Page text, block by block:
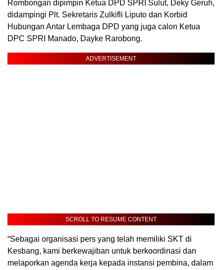
Rombongan dipimpin Ketua DPD SPRI Sulut, Deky Geruh,
didampingi Plt. Sekretaris Zulkifli Liputo dan Korbid
Hubungan Antar Lembaga DPD yang juga calon Ketua
DPC SPRI Manado, Dayke Rarobong.
ADVERTISEMENT
SCROLL TO RESUME CONTENT
“Sebagai organisasi pers yang telah memiliki SKT di
Kesbang, kami berkewajiban untuk berkoordinasi dan
melaporkan agenda kerja kepada instansi pembina, dalam